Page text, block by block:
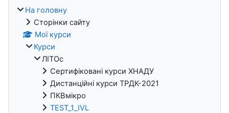
На головну
Сторінки сайту
Мої курси
Курси
ЛІТОс
Сертифіковані курси ХНАДУ
Дистанційні курси ТРДК-2021
ПКВмікро
TEST_1_IVL